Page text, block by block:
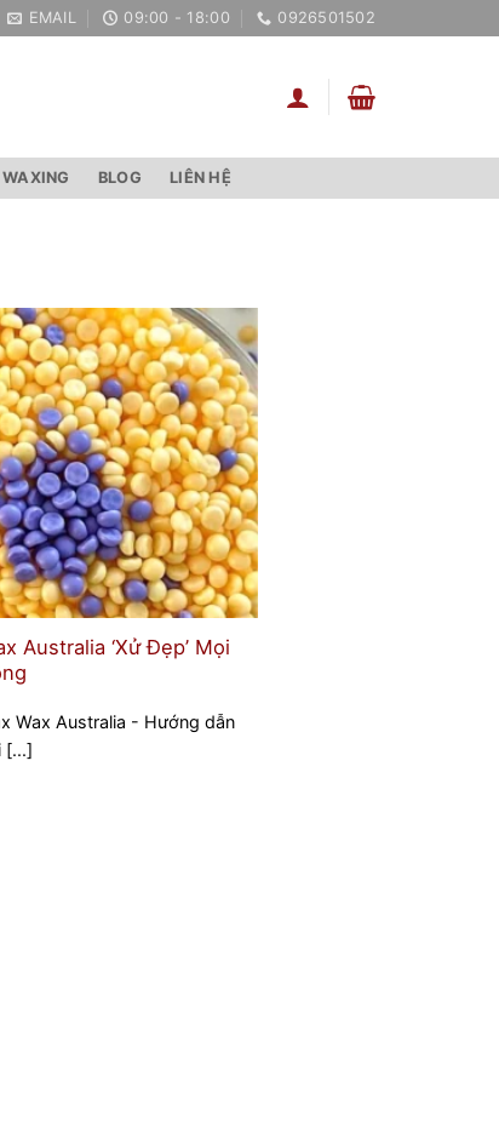
EMAIL 09:00 - 18:00 0926501502
BLOG LIÊN HỆ
Australia ‘Xử Đẹp’ Mọi
Wax Australia - Hướng dẫn
[...]